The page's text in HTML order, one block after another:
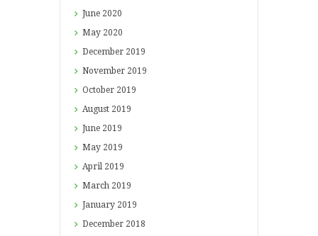
June 2020
May 2020
December 2019
November 2019
October 2019
August 2019
June 2019
May 2019
April 2019
March 2019
January 2019
December 2018